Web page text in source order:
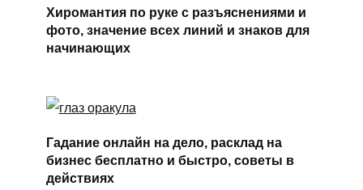
Хиромантия по руке с разъяснениями и
фото, значение всех линий и знаков для
начинающих
Гадание онлайн на дело, расклад на
бизнес бесплатно и быстро, советы в
действиях